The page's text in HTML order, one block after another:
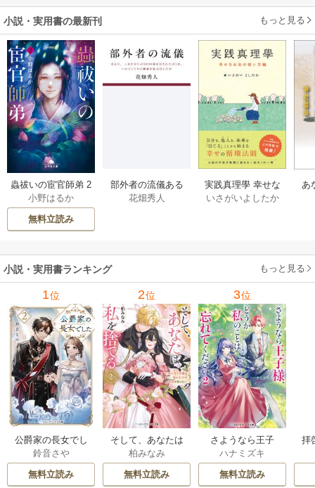
小説・実用書の最新刊 もっと見る
蟲祓いの宦官師弟 2
巻
小野はるか
無料立読み
部外者の流儀ある
日、三木たかしの5
したか 1巻
花畑秀人
実践真理學 幸せな
お金の使い方編 1巻
いさがいよしたか
あ
小説・実用書ランキング もっと見る
1位
公爵家の長女でし
た
鈴音さや
無料立読み
2位
そして、あなたは
私を捨てる
柏みなみ
無料立読み
3位
さようなら王子
様、どうか私のこ
とは忘れてくださ
い
ハナミズキ
無料立読み
拝